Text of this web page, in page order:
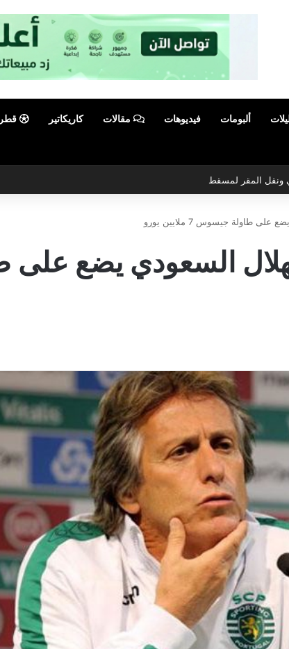
ألبومات فيديوهات مقالات كاريكاتير قطر 2022
ونقل المقر لمسقط
طاولة جيسوس 7 ملايين يورو